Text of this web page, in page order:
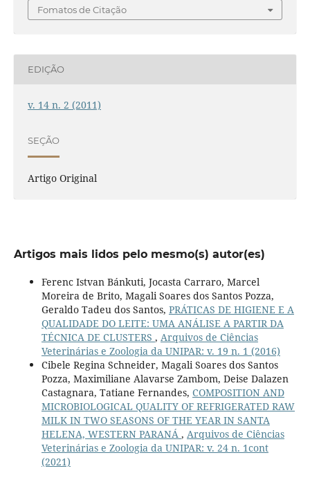
Fomatos de Citação
EDIÇÃO
v. 14 n. 2 (2011)
SEÇÃO
Artigo Original
Artigos mais lidos pelo mesmo(s) autor(es)
Ferenc Istvan Bánkuti, Jocasta Carraro, Marcel
Moreira de Brito, Magali Soares dos Santos Pozza,
Geraldo Tadeu dos Santos, PRÁTICAS DE HIGIENE E A
QUALIDADE DO LEITE: UMA ANÁLISE A PARTIR DA
TÉCNICA DE CLUSTERS , Arquivos de Ciências
Veterinárias e Zoologia da UNIPAR: v. 19 n. 1 (2016)
Cibele Regina Schneider, Magali Soares dos Santos
Pozza, Maximiliane Alavarse Zambom, Deise Dalazen
Castagnara, Tatiane Fernandes, COMPOSITION AND
MICROBIOLOGICAL QUALITY OF REFRIGERATED RAW
MILK IN TWO SEASONS OF THE YEAR IN SANTA
HELENA, WESTERN PARANÁ , Arquivos de Ciências
Veterinárias e Zoologia da UNIPAR: v. 24 n. 1cont
(2021)